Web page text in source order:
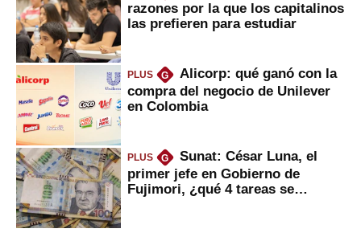
razones por la que los capitalinos
las prefieren para estudiar
PLUS G
Alicorp: qué ganó con la
compra del negocio de Unilever
en Colombia
PLUS G
Sunat: César Luna, el
primer jefe en Gobierno de
Fujimori, ¿qué 4 tareas se